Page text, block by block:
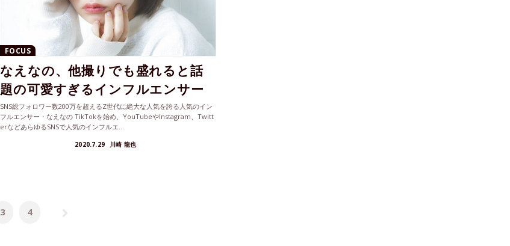
FOCUS
なえなの、他撮りでも盛れると話
題の可愛すぎるインフルエンサー
SNS総フォロワー数200万を超えるZ世代に絶大な人気を誇る人気のイン
フルエンサー・なえなの TikTokを始め、YouTubeやInstagram、Twitt
erなどあらゆるSNSで人気のインフルエ...
2020.7.29 川崎 龍也
3 4